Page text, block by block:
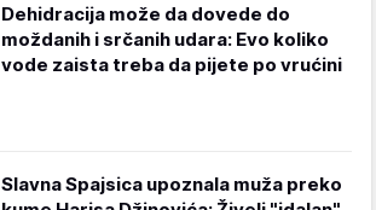
Dehidracija može da dovede do
moždanih i srčanih udara: Evo koliko
vode zaista treba da pijete po vrućini
Slavna Spajsica upoznala muža preko